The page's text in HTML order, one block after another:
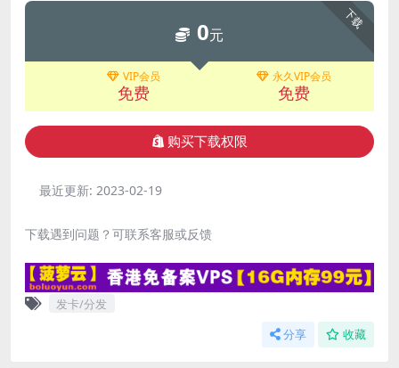
下载
0元
VIP会员
免费
永久VIP会员
免费
购买下载权限
最近更新: 2023-02-19
下载遇到问题？可联系客服或反馈
发卡/分发
分享 收藏